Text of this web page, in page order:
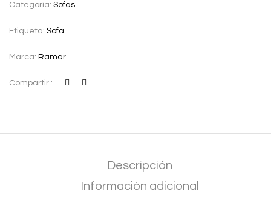
Categoría: Sofas
Etiqueta: Sofa
Marca: Ramar
Compartir :
Descripción
Información adicional